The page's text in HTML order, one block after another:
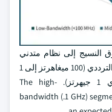
النسيج إلى نظام متدني
النطاق (100 ميغاهيرتز)، ومتوسط النطاق الترددي (100 ميغاهرتز إلى 1
جيهرتز)، ومتوسط النطاق الترددي (أي 1 جيهرتز). The high-
bandwidth (.1 GHz)